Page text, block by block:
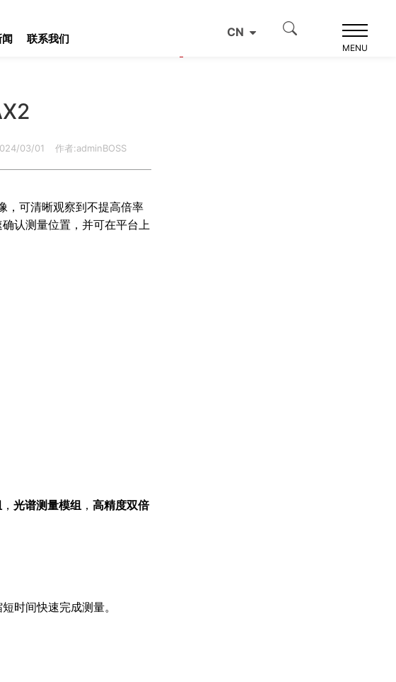
联系我们 CN
MENU
03/01 作者:adminBOSS
，可清晰观察到不提高倍率
认测量位置，并可在平台上
， 光谱测量模组， 高精度双倍
时间快速完成测量。